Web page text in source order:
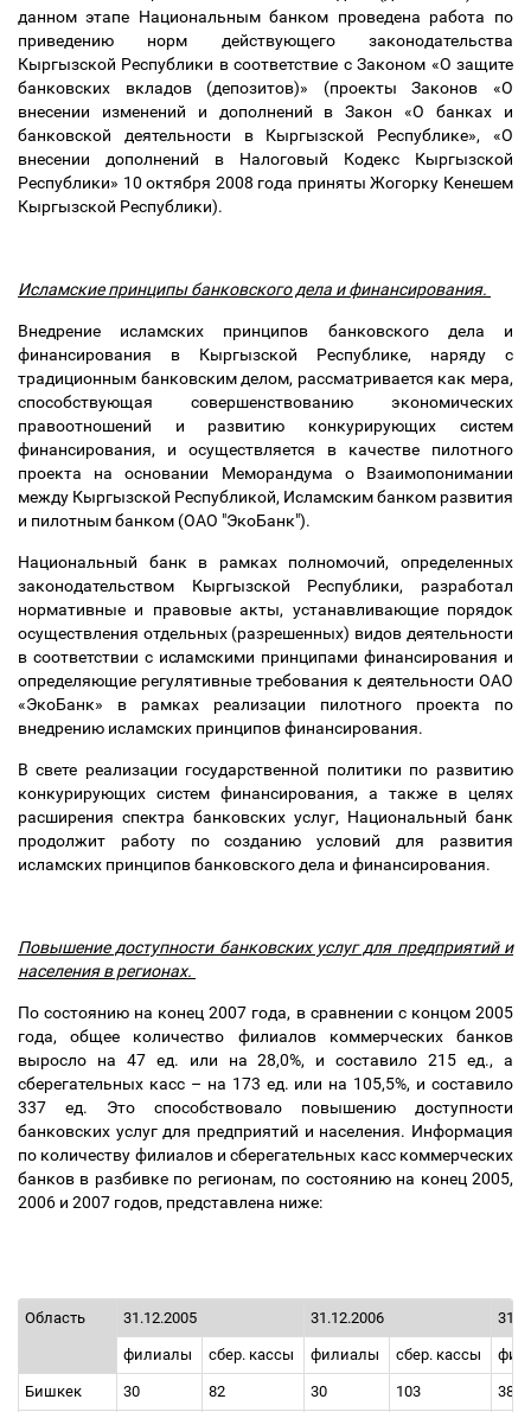
данном этапе Национальным банком проведена работа по
приведению норм действующего законодательства
Кыргызской Республики в соответствие с Законом «О защите
банковских вкладов (депозитов)» (проекты Законов «О
внесении изменений и дополнений в Закон «О банках и
банковской деятельности в Кыргызской Республике», «О
внесении дополнений в Налоговый Кодекс Кыргызской
Республики» 10 октября 2008 года приняты Жогорку Кенешем
Кыргызской Республики).
Исламские принципы банковского дела и финансирования.
Внедрение исламских принципов банковского дела и
финансирования в Кыргызской Республике, наряду с
традиционным банковским делом, рассматривается как мера,
способствующая совершенствованию экономических
правоотношений и развитию конкурирующих систем
финансирования, и осуществляется в качестве пилотного
проекта на основании Меморандума о Взаимопонимании
между Кыргызской Республикой, Исламским банком развития
и пилотным банком (ОАО "ЭкоБанк").
Национальный банк в рамках полномочий, определенных
законодательством Кыргызской Республики, разработал
нормативные и правовые акты, устанавливающие порядок
осуществления отдельных (разрешенных) видов деятельности
в соответствии с исламскими принципами финансирования и
определяющие регулятивные требования к деятельности ОАО
«ЭкоБанк» в рамках реализации пилотного проекта по
внедрению исламских принципов финансирования.
В свете реализации государственной политики по развитию
конкурирующих систем финансирования, а также в целях
расширения спектра банковских услуг, Национальный банк
продолжит работу по созданию условий для развития
исламских принципов банковского дела и финансирования.
Повышение доступности банковских услуг для предприятий и
населения в регионах.
По состоянию на конец 2007 года, в сравнении с концом 2005
года, общее количество филиалов коммерческих банков
выросло на 47 ед. или на 28,0%, и составило 215 ед., а
сберегательных касс – на 173 ед. или на 105,5%, и составило
337 ед. Это способствовало повышению доступности
банковских услуг для предприятий и населения. Информация
по количеству филиалов и сберегательных касс коммерческих
банков в разбивке по регионам, по состоянию на конец 2005,
2006 и 2007 годов, представлена ниже:
Область 31.12.2005 31.12.2006
филиалы сбер. кассы филиалы сбер. кассы
Бишкек 30 82 30 103 38